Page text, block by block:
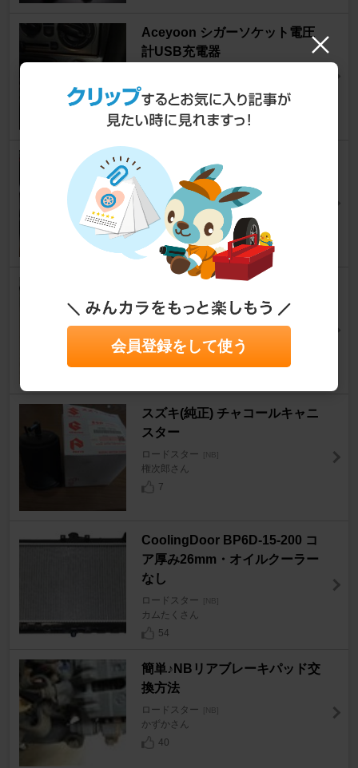
Aceyoon シガーソケット電圧
計USB充電器
ネコチップクッキーさん
14
BANDO / バンドー化学 リブエ
ースエコ 4PK865
ロードスター [NB]
えんばん。さん
9
wami
ロードスター [NB]
ほたる2さん
スズキ(純正) チャコールキャニ
スター
ロードスター [NB]
権次郎さん
7
CoolingDoor BP6D-15-200 コ
ア厚み26mm・オイルクーラー
なし
ロードスター [NB]
カムたくさん
54
簡単♪NBリアブレーキパッド交
換方法
ロードスター [NB]
かずかさん
40
会員登録をして使う